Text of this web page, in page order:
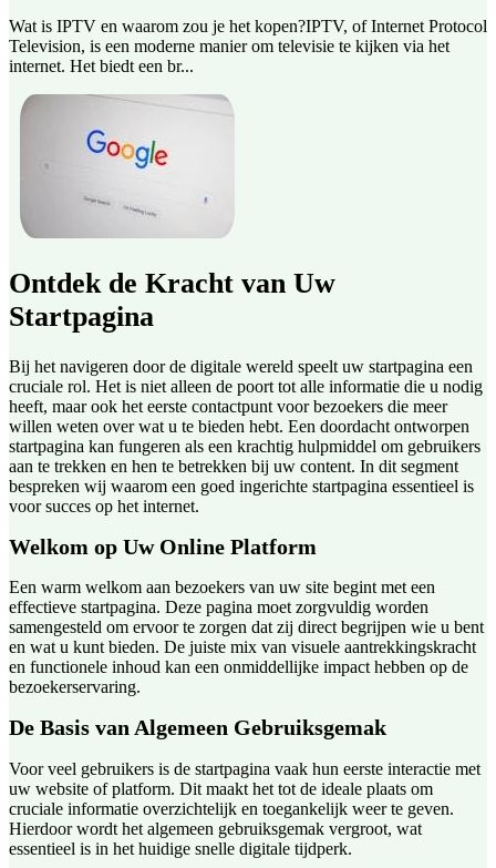
Wat is IPTV en waarom zou je het kopen?IPTV, of Internet Protocol
Television, is een moderne manier om televisie te kijken via het
internet. Het biedt een br...
Ontdek de Kracht van Uw
Startpagina
Bij het navigeren door de digitale wereld speelt uw startpagina een
cruciale rol. Het is niet alleen de poort tot alle informatie die u nodig
heeft, maar ook het eerste contactpunt voor bezoekers die meer
willen weten over wat u te bieden hebt. Een doordacht ontworpen
startpagina kan fungeren als een krachtig hulpmiddel om gebruikers
aan te trekken en hen te betrekken bij uw content. In dit segment
bespreken wij waarom een goed ingerichte startpagina essentieel is
voor succes op het internet.
Welkom op Uw Online Platform
Een warm welkom aan bezoekers van uw site begint met een
effectieve startpagina. Deze pagina moet zorgvuldig worden
samengesteld om ervoor te zorgen dat zij direct begrijpen wie u bent
en wat u kunt bieden. De juiste mix van visuele aantrekkingskracht
en functionele inhoud kan een onmiddellijke impact hebben op de
bezoekerservaring.
De Basis van Algemeen Gebruiksgemak
Voor veel gebruikers is de startpagina vaak hun eerste interactie met
uw website of platform. Dit maakt het tot de ideale plaats om
cruciale informatie overzichtelijk en toegankelijk weer te geven.
Hierdoor wordt het algemeen gebruiksgemak vergroot, wat
essentieel is in het huidige snelle digitale tijdperk.